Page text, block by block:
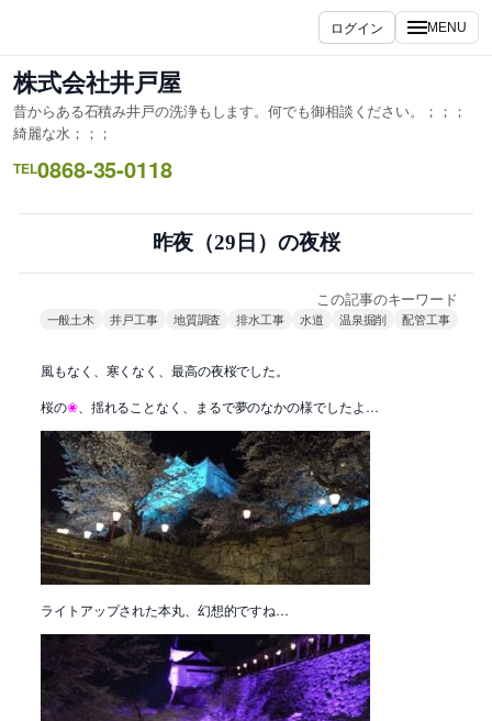
を
ス
キ
ッ
プ
ログイン MENU
株式会社井戸屋
昔からある石積み井戸の洗浄もします。何でも御相談ください。；；；
綺麗な水；；；
TEL0868-35-0118
昨夜（29日）の夜桜
この記事のキーワード
一般土木 井戸工事 地質調査 排水工事 水道 温泉掘削 配管工事
風もなく、寒くなく、最高の夜桜でした。
桜の❀、揺れることなく、まるで夢のなかの様でしたよ…
ライトアップされた本丸、幻想的ですね…